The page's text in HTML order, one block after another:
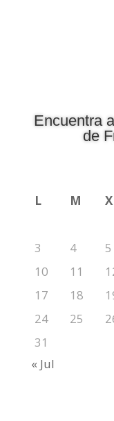
Encuentra
de
L M X
3
4 5
10
11
17
18
24
25
31
« Jul